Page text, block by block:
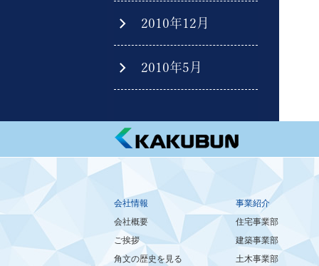
2010年12月
2010年5月
会社情報
会社概要
ご挨拶
角文の歴史を見る
事業紹介
住宅事業部
建築事業部
土木事業部